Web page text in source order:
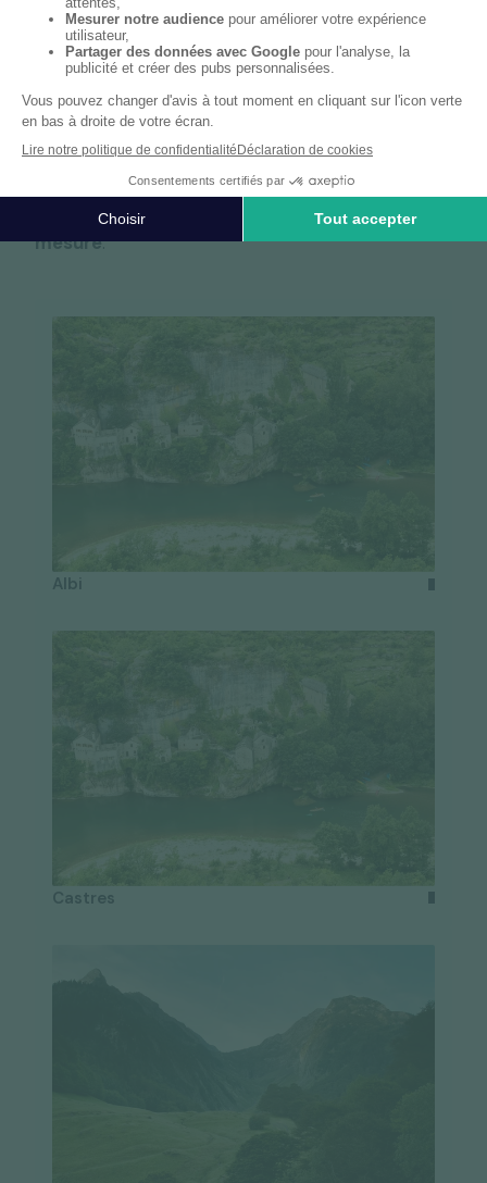
Un bureau RYDGE Conseil près de chez vous
BureauxRYDGE Conseil
proches de Graulhet
préféré RYDGE Conseilprès de chez vous et
bénéficiez d'un
accompagnement local et sur
mesure.
Albi
Castres